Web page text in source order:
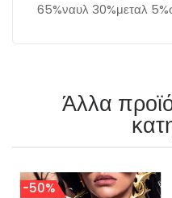
65%ναυλ 30%μεταλ
Άλλα
-50%